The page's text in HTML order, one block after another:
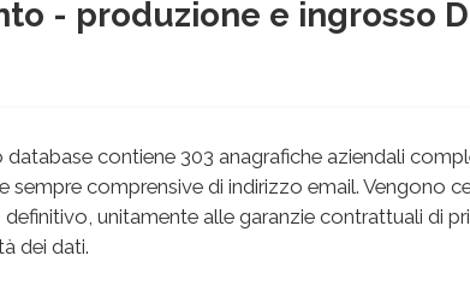
- produzione e ingrosso
database contiene 303 anagrafiche aziendali
sempre comprensive di indirizzo email. Vengono
unitamente alle garanzie contrattuali di
dei dati.